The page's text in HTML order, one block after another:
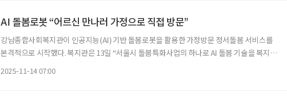
AI 돌봄로봇 “어르신 만나러 가정으로 직접 방문”
강남종합사회복지관이 인공지능(AI) 기반 돌봄로봇을 활용한 가정방문 정서돌봄 서비스를
본격적으로 시작했다. 복지관은 13일 “서울시 돌봄특화사업의 하나로 AI 돌봄 기술을 복지현
2025-11-14 07:00